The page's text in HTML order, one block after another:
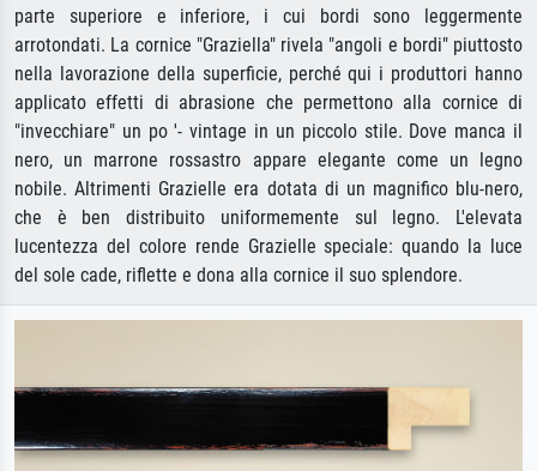
parte superiore e inferiore, i cui bordi sono leggermente
arrotondati. La cornice "Graziella" rivela "angoli e bordi" piuttosto
nella lavorazione della superficie, perché qui i produttori hanno
applicato effetti di abrasione che permettono alla cornice di
"invecchiare" un po '- vintage in un piccolo stile. Dove manca il
nero, un marrone rossastro appare elegante come un legno
nobile. Altrimenti Grazielle era dotata di un magnifico blu-nero,
che è ben distribuito uniformemente sul legno. L'elevata
lucentezza del colore rende Grazielle speciale: quando la luce
del sole cade, riflette e dona alla cornice il suo splendore.